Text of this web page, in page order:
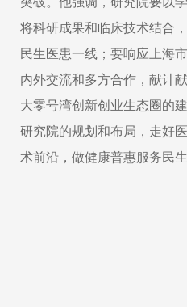
将科研成果和临床技术结合
民生医患一线；要响应上海
内外交流和多方合作，献计
大零号湾创新创业生态圈的
研究院的规划和布局，走好
术前沿，做健康普惠服务民生